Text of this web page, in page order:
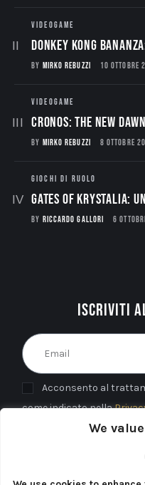
We
VIDEOGAME
Donkey Kong
BY MIRKO REBUZZI 10 OTTOBRE
VIDEOGAME
CRONOS: THE NEW
BY MIRKO REBUZZI 8 OTTOBRE
GIOCHI DI RUOLO
Gates of Krystalia:
BY RICCARDO GALLORI 6
Iscriviti
Acconsento al
come indicato nella